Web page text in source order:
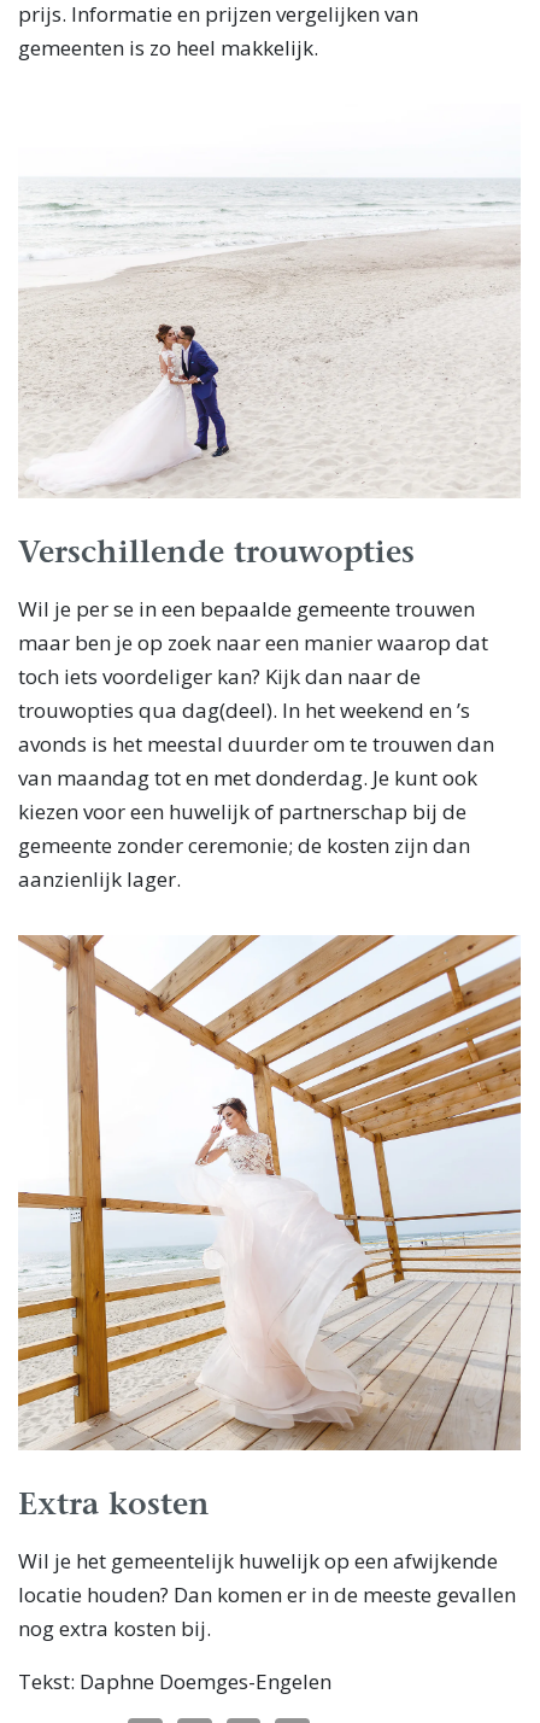
prijs. Informatie en prijzen vergelijken van
gemeenten is zo heel makkelijk.
Verschillende trouwopties
Wil je per se in een bepaalde gemeente trouwen
maar ben je op zoek naar een manier waarop dat
toch iets voordeliger kan? Kijk dan naar de
trouwopties qua dag(deel). In het weekend en ’s
avonds is het meestal duurder om te trouwen dan
van maandag tot en met donderdag. Je kunt ook
kiezen voor een huwelijk of partnerschap bij de
gemeente zonder ceremonie; de kosten zijn dan
aanzienlijk lager.
Extra kosten
Wil je het gemeentelijk huwelijk op een afwijkende
locatie houden? Dan komen er in de meeste gevallen
nog extra kosten bij.
Tekst: Daphne Doemges-Engelen